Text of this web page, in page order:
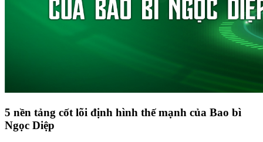
5 nền tảng cốt lõi định hình thế mạnh của Bao bì
Ngọc Diệp